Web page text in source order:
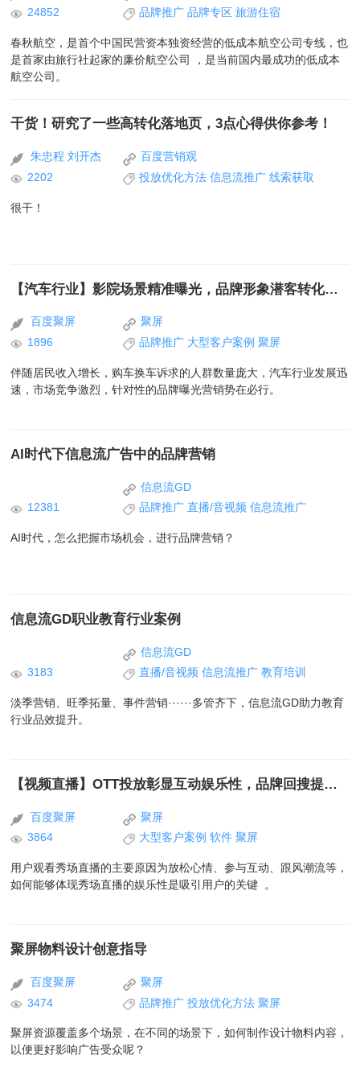
24852 品牌推广 品牌专区 旅游住宿
春秋航空，是首个中国民营资本独资经营的低成本航空公司专线，也
是首家由旅行社起家的廉价航空公司 ，是当前国内最成功的低成本
航空公司。
干货！研究了一些高转化落地页，3点心得供你参考！
朱忠程 刘开杰
百度营销观
2202
投放优化方法 信息流推广 线索获取
很干！
【汽车行业】影院场景精准曝光，品牌形象潜客转化双重提升
百度聚屏
聚屏
1896
品牌推广 大型客户案例 聚屏
伴随居民收入增长，购车换车诉求的人群数量庞大，汽车行业发展迅
速，市场竞争激烈，针对性的品牌曝光营销势在必行。
AI时代下信息流广告中的品牌营销
信息流GD
12381
品牌推广 直播/音视频 信息流推广
AI时代，怎么把握市场机会，进行品牌营销？
信息流GD职业教育行业案例
信息流GD
3183
直播/音视频 信息流推广 教育培训
淡季营销、旺季拓量、事件营销······多管齐下，信息流GD助力教育
行业品效提升。
【视频直播】OTT投放彰显互动娱乐性，品牌回搜提升88%
百度聚屏
聚屏
3864
大型客户案例 软件 聚屏
用户观看秀场直播的主要原因为放松心情、参与互动、跟风潮流等，
如何能够体现秀场直播的娱乐性是吸引用户的关键 。
聚屏物料设计创意指导
百度聚屏
聚屏
3474
品牌推广 投放优化方法 聚屏
聚屏资源覆盖多个场景，在不同的场景下，如何制作设计物料内容，
以便更好影响广告受众呢？